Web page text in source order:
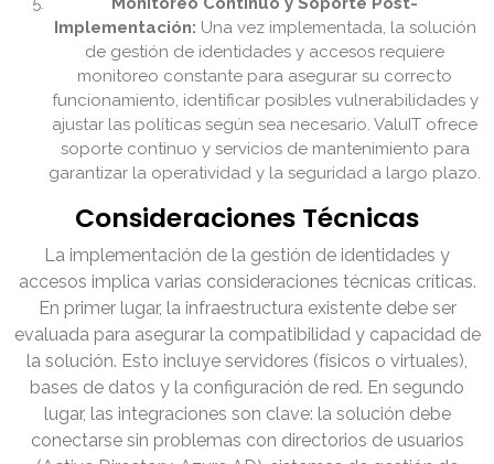
Implementación: Una vez implementada, la solución
de gestión de identidades y accesos requiere
monitoreo constante para asegurar su correcto
funcionamiento, identificar posibles vulnerabilidades y
ajustar las políticas según sea necesario. ValuIT ofrece
soporte continuo y servicios de mantenimiento para
garantizar la operatividad y la seguridad a largo plazo.
Consideraciones Técnicas
La implementación de la gestión de identidades y
accesos implica varias consideraciones técnicas críticas.
En primer lugar, la infraestructura existente debe ser
evaluada para asegurar la compatibilidad y capacidad de
la solución. Esto incluye servidores (físicos o virtuales),
bases de datos y la configuración de red. En segundo
lugar, las integraciones son clave: la solución debe
conectarse sin problemas con directorios de usuarios